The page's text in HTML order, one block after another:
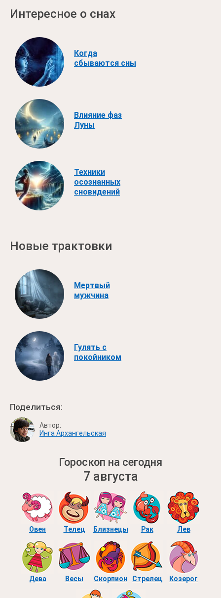
Интересное о снах
Когда
сбываются сны
Влияние фаз
Луны
Техники
осознанных
сновидений
Новые трактовки
Мертвый
мужчина
Гулять с
покойником
Поделиться:
Автор:
Инга Архангельская
Гороскоп на сегодня
7 августа
Овен Телец Близнецы Рак Лев
Дева Весы Скорпион Стрелец Козерог